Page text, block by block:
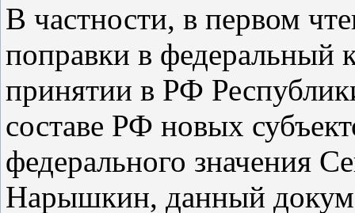
В частности, в первом
поправки в федеральный
принятии в РФ
составе РФ новых
федерального значения
Нарышкин, данный